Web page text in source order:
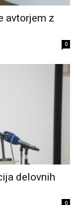
avtorjem z
0
delovnih
0